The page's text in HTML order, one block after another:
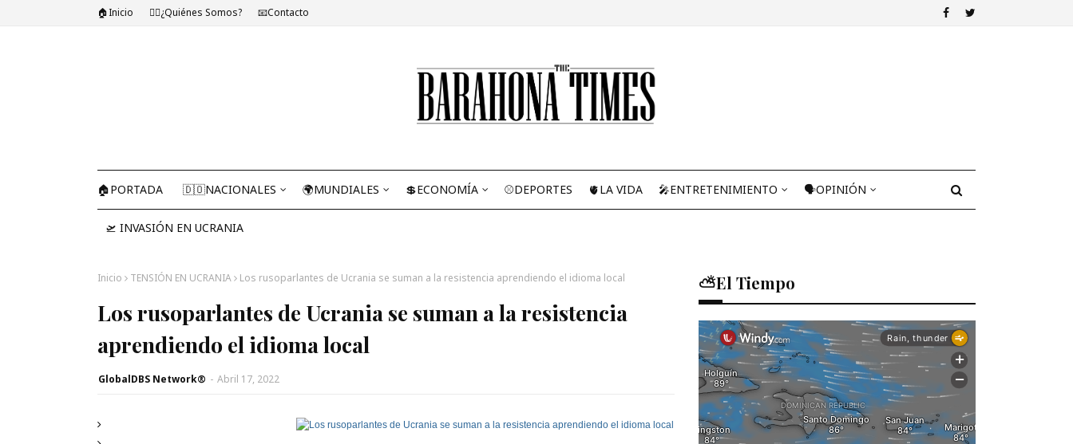
🏠Inicio 🤷‍♂️¿Quiénes Somos? 📧Contacto
🏠PORTADA 🇩🇴NACIONALES 🌍MUNDIALES 💲ECONOMÍA ⚾DEPORTES 🫀LA VIDA 🎤ENTRETENIMIENTO 🗣OPINIÓN
🛫 INVASIÓN EN UCRANIA
Inicio TENSIÓN EN UCRANIA Los rusoparlantes de Ucrania se suman a la resistencia aprendiendo el idioma local
Los rusoparlantes de Ucrania se suman a la resistencia
aprendiendo el idioma local
GlobalDBS Network® - Abril 17, 2022
⛅El Tiempo